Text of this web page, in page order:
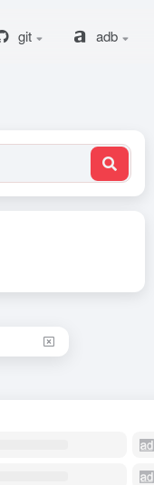
git adb